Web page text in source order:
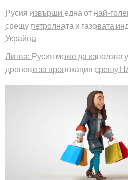
Русия извърши една от най-
срещу петролната и газовата
Украйна
Литва: Русия може да използва
дронове за провокация срещу